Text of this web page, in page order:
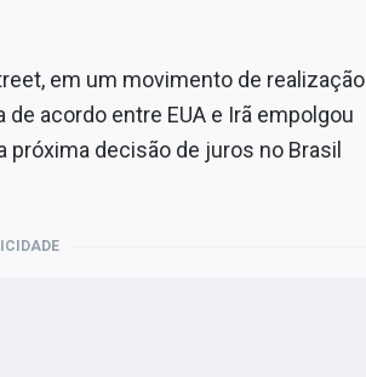
em um movimento de realização
acordo entre EUA e Irã empolgou
próxima decisão de juros no Brasil